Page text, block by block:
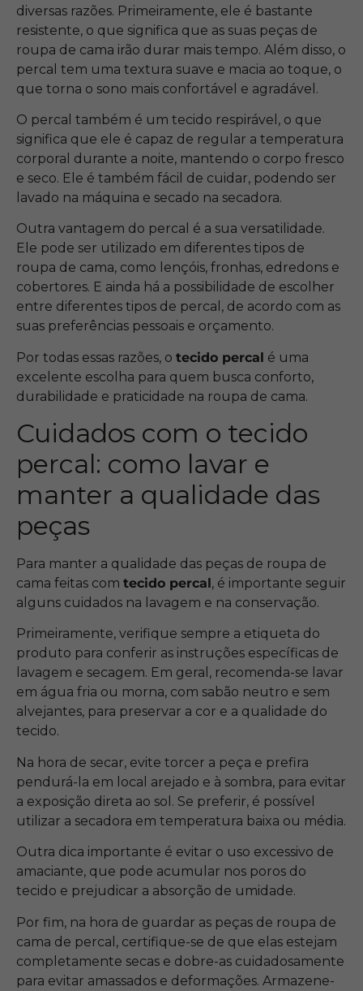
diversas razões. Primeiramente, ele é bastante
resistente, o que significa que as suas peças de
roupa de cama irão durar mais tempo. Além disso, o
percal tem uma textura suave e macia ao toque, o
que torna o sono mais confortável e agradável.
O percal também é um tecido respirável, o que
significa que ele é capaz de regular a temperatura
corporal durante a noite, mantendo o corpo fresco
e seco. Ele é também fácil de cuidar, podendo ser
lavado na máquina e secado na secadora.
Outra vantagem do percal é a sua versatilidade.
Ele pode ser utilizado em diferentes tipos de
roupa de cama, como lençóis, fronhas, edredons e
cobertores. E ainda há a possibilidade de escolher
entre diferentes tipos de percal, de acordo com as
suas preferências pessoais e orçamento.
Por todas essas razões, o tecido percal é uma
excelente escolha para quem busca conforto,
durabilidade e praticidade na roupa de cama.
Cuidados com o tecido
percal: como lavar e
manter a qualidade das
peças
Para manter a qualidade das peças de roupa de
cama feitas com tecido percal, é importante seguir
alguns cuidados na lavagem e na conservação.
Primeiramente, verifique sempre a etiqueta do
produto para conferir as instruções específicas de
lavagem e secagem. Em geral, recomenda-se lavar
em água fria ou morna, com sabão neutro e sem
alvejantes, para preservar a cor e a qualidade do
tecido.
Na hora de secar, evite torcer a peça e prefira
pendurá-la em local arejado e à sombra, para evitar
a exposição direta ao sol. Se preferir, é possível
utilizar a secadora em temperatura baixa ou média.
Outra dica importante é evitar o uso excessivo de
amaciante, que pode acumular nos poros do
tecido e prejudicar a absorção de umidade.
Por fim, na hora de guardar as peças de roupa de
cama de percal, certifique-se de que elas estejam
completamente secas e dobre-as cuidadosamente
para evitar amassados e deformações. Armazene-